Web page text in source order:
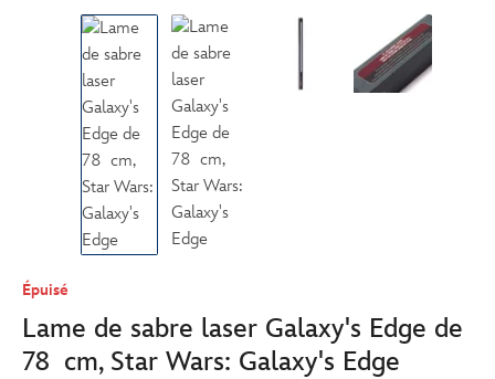
Épuisé
Lame de sabre laser Galaxy's Edge de
78 cm, Star Wars: Galaxy's Edge